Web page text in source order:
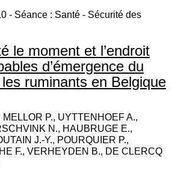
- Séance : Santé - Sécurité des
le moment et l’endroit
d’émergence du
ruminants en Belgique
P., UYTTENHOEF A.,
N., HAUBRUGE E.,
J.-Y., POURQUIER P.,
F., VERHEYDEN B., DE CLERCQ